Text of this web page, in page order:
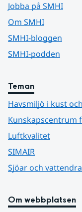
Jobba på SMHI
Om SMHI
SMHI-bloggen
SMHI-podden
Teman
Havsmiljö i kust
Kunskapscentrum
Luftkvalitet
SIMAIR
Sjöar och
Om webbplatsen